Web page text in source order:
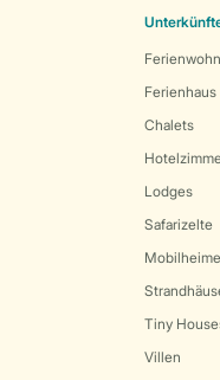
Ferienhaus
Chalets
Lodges
Safarizelte
Mobilheime
Tiny
Villen